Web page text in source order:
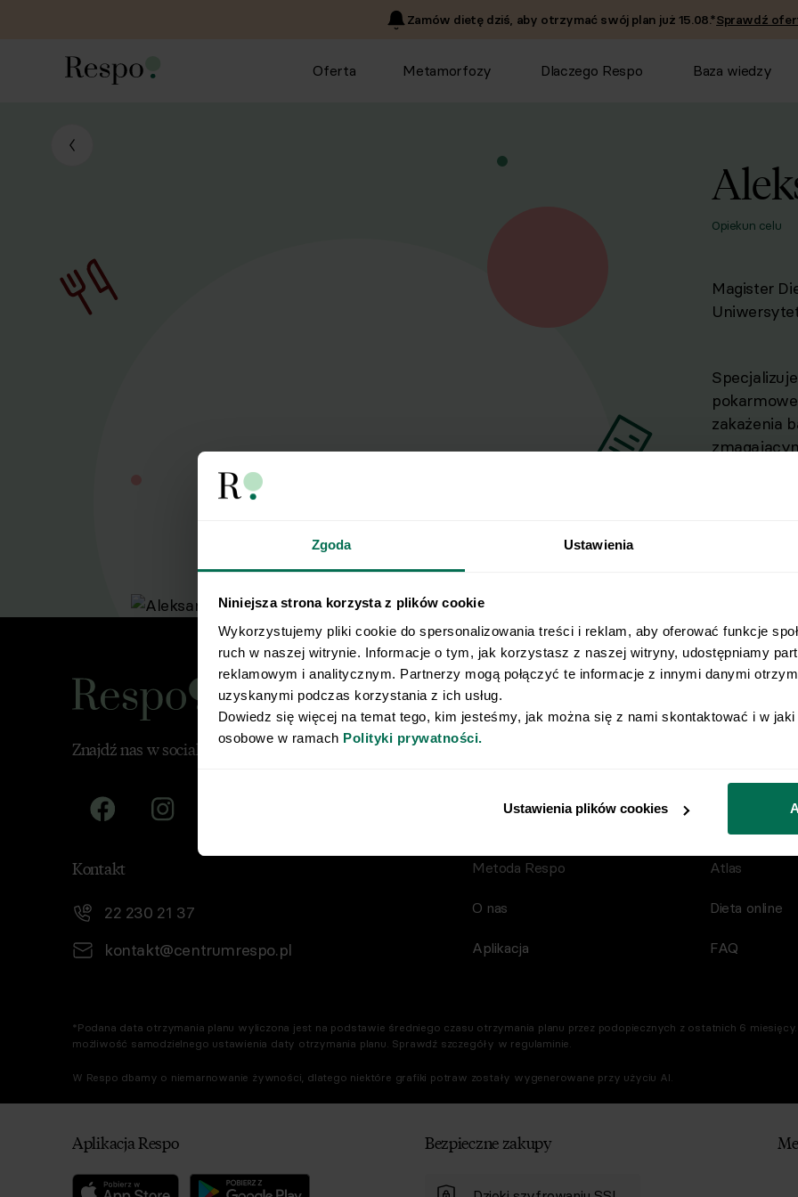
Zgoda Ustawienia
Niniejsza strona korzysta z plików cookie
Wykorzystujemy pliki cookie do spersonalizowania treści i reklam, aby oferować funkcje
ruch w naszej witrynie. Informacje o tym, jak korzystasz z naszej witryny, udostępniamy
reklamowym i analitycznym. Partnerzy mogą połączyć te informacje z innymi danymi
uzyskanymi podczas korzystania z ich usług.
Dowiedz się więcej na temat tego, kim jesteśmy, jak można się z nami skontaktować i w
osobowe w ramach Polityki prywatności.
Ustawienia plików cookies
Zamów dietę dziś, aby otrzymać swój plan już 15.08.*Sprawdź
Oferta Metamorfozy Dlaczego Respo Baza wiedzy
Opiekun celu
Magister
zakażenia
praktyce
Jest
traktuje
zajęcie
Poznaj Respo od kuchni Przykładowa dieta
Znajdź nas w social mediach
Kontakt
22 230 21 37
kontakt@centrumrespo.pl
Metoda Respo
O nas
Aplikacja
Przepisy
Blog
Atlas
Dieta online
FAQ
*Podana data otrzymania planu wyliczona jest na podstawie średniego czasu otrzymania planu przez podopiecznych z ostatnich 6
możliwość samodzielnego ustawienia daty otrzymania planu. Sprawdź szczegóły w regulaminie.
W Respo dbamy o niemarnowanie żywności, dlatego niektóre grafiki potraw zostały wygenerowane przy użyciu AI.
Aplikacja Respo Bezpieczne zakupy